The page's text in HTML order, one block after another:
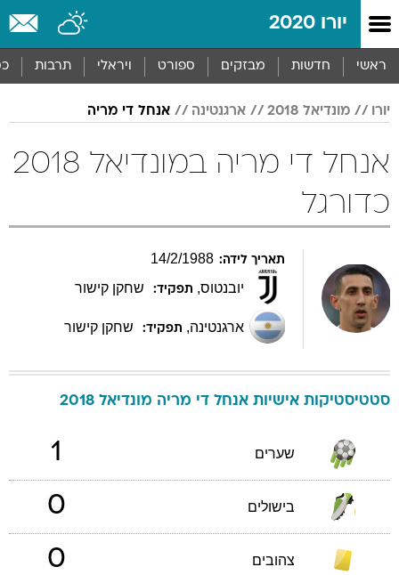
יורו 2020
ראשי חדשות מבזקים ספורט ויראלי תרבות
יורו מונדיאל 2018 ארגנטינה אנחל די מריה
אנחל די מריה במונדיאל 2018
כדורגל
תאריך לידה: 14/2/1988
יובנטוס, תפקיד: שחקן קישור
ארגנטינה, תפקיד: שחקן קישור
סטטיסטיקות אישיות אנחל די מריה מונדיאל 2018
שערים 1
בישולים 0
צהובים 0